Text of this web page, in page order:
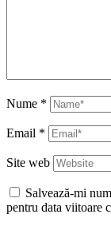
Nume *
Email *
Site web
Salvează-mi
pentru data viitoare